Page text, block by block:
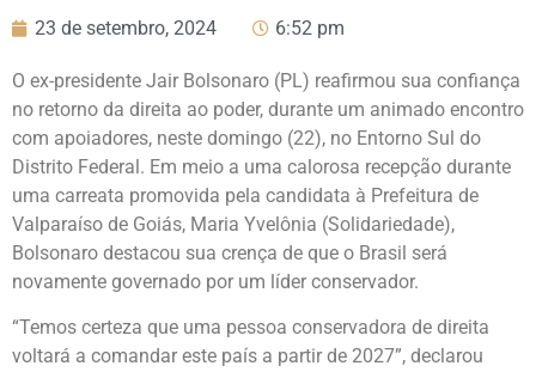
23 de setembro, 2024 6:52 pm
O ex-presidente Jair Bolsonaro (PL) reafirmou sua confiança
no retorno da direita ao poder, durante um animado encontro
com apoiadores, neste domingo (22), no Entorno Sul do
Distrito Federal. Em meio a uma calorosa recepção durante
uma carreata promovida pela candidata à Prefeitura de
Valparaíso de Goiás, Maria Yvelônia (Solidariedade),
Bolsonaro destacou sua crença de que o Brasil será
novamente governado por um líder conservador.
“Temos certeza que uma pessoa conservadora de direita
voltará a comandar este país a partir de 2027”, declarou